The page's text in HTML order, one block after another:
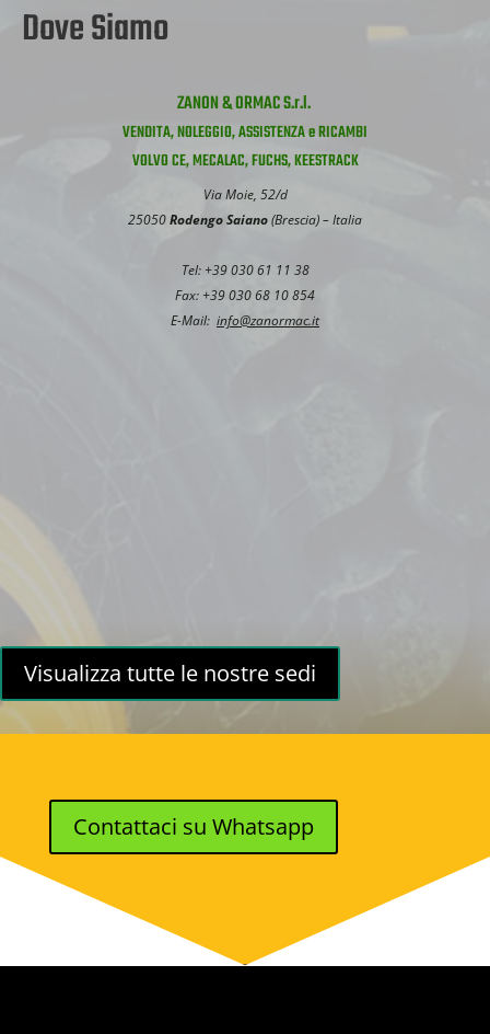
Dove Siamo
ZANON & ORMAC S.r.l.
VENDITA, NOLEGGIO, ASSISTENZA e RICAMBI
VOLVO CE, MECALAC, FUCHS, KEESTRACK
Via Moie, 52/d
25050Rodengo Saiano(Brescia) – Italia
Tel: +39 030 61 11 38
Fax: +39 030 68 10 854
E-Mail: info@zanormac.it
Visualizza tutte le nostre sedi
Contattaci su Whatsapp